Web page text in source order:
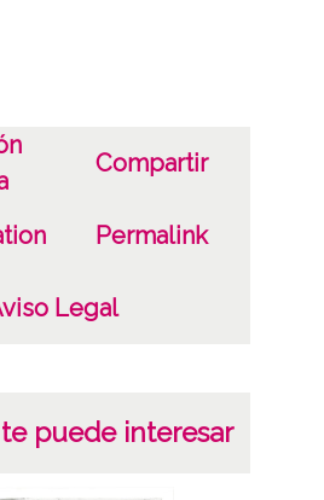
Compartir
Permalink
Legal
puede interesar